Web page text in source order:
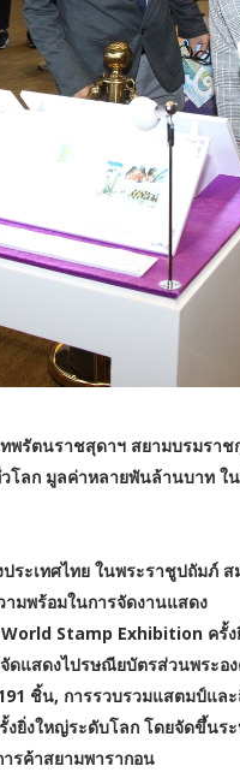
พรัตนราชสุดาฯ สยามบรมรา
ลก มูลค่าหลายพันล้านบาท ใ
ะเทศไทย ในพระราชูปถัมภ์
มพร้อมในการจัดงานแสดง
Stamp Exhibition ครั้ง
ดแสดงไปรษณียบัตรส่วนพระอ
ชิ้น, การรวบรวมแสตมป์แล
ยิ่งใหญ่ระดับโลก โดยจัดขึ้นร
รค้าสยามพารากอน